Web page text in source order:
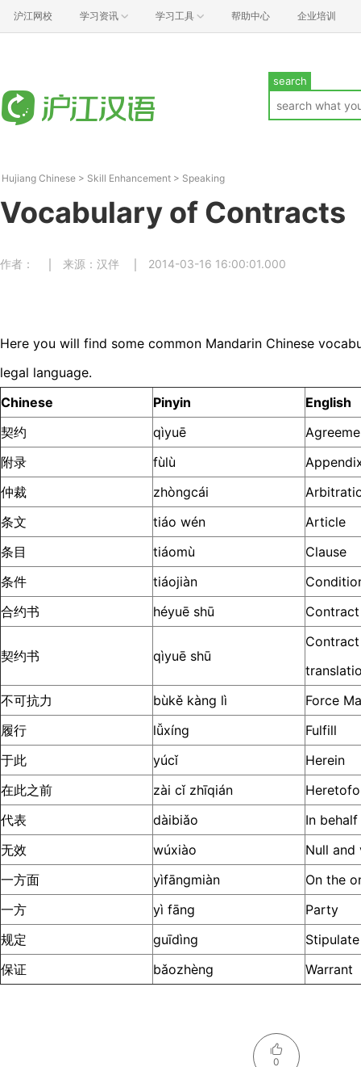
沪江网校 学习资讯 学习工具 帮助中心 企业培训
search
Hujiang Chinese > Skill Enhancement > Speaking
Vocabulary of Contracts
作者： 来源：汉伴 2014-03-16 16:00:01.000
Here you will find some common Mandarin Chinese
legal language.
Chinese
Pinyin
English
契约
qìyuē
附录
fùlù
仲裁
zhòngcái
条文
tiáo wén
Article
条目
tiáomù
Clause
条件
tiáojiàn
合约书
héyuē shū Contract
契约书 qìyuē shū
不可抗力
bùkě kàng lì
Force
履行
lǚxíng
Fulfill
于此
yúcǐ
Herein
在此之前
zài cǐ zhīqián
代表
dàibiǎo
In
无效
wúxiào
Null and
一方面
yìfāngmiàn
On the
一方
yì fāng
Party
规定
guīdìng
保证
bǎozhèng Warrant
0